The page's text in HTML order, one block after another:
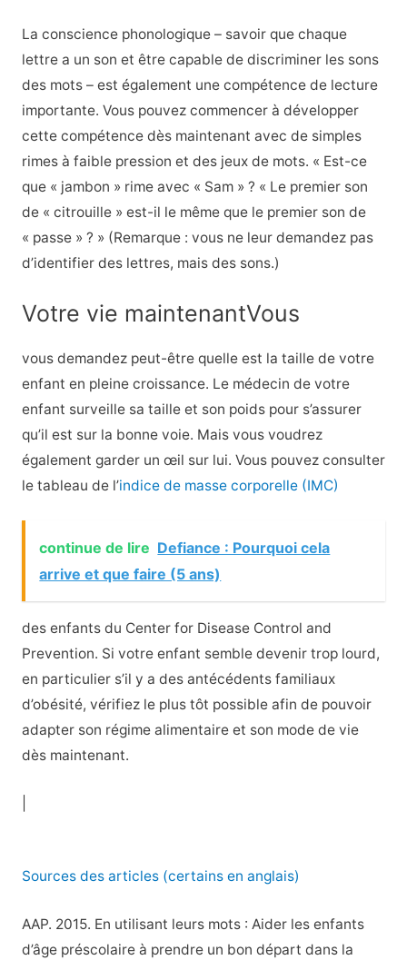
La conscience phonologique – savoir que chaque
lettre a un son et être capable de discriminer les sons
des mots – est également une compétence de lecture
importante. Vous pouvez commencer à développer
cette compétence dès maintenant avec de simples
rimes à faible pression et des jeux de mots. « Est-ce
que « jambon » rime avec « Sam » ? « Le premier son
de « citrouille » est-il le même que le premier son de
« passe » ? » (Remarque : vous ne leur demandez pas
d’identifier des lettres, mais des sons.)
Votre vie maintenantVous
vous demandez peut-être quelle est la taille de votre
enfant en pleine croissance. Le médecin de votre
enfant surveille sa taille et son poids pour s’assurer
qu’il est sur la bonne voie. Mais vous voudrez
également garder un œil sur lui. Vous pouvez consulter
le tableau de l’indice de masse corporelle (IMC)
continue de lire Defiance : Pourquoi cela
arrive et que faire (5 ans)
des enfants du Center for Disease Control and
Prevention. Si votre enfant semble devenir trop lourd,
en particulier s’il y a des antécédents familiaux
d’obésité, vérifiez le plus tôt possible afin de pouvoir
adapter son régime alimentaire et son mode de vie
dès maintenant.
Sources des articles (certains en anglais)
AAP. 2015. En utilisant leurs mots : Aider les enfants
d’âge préscolaire à prendre un bon départ dans la